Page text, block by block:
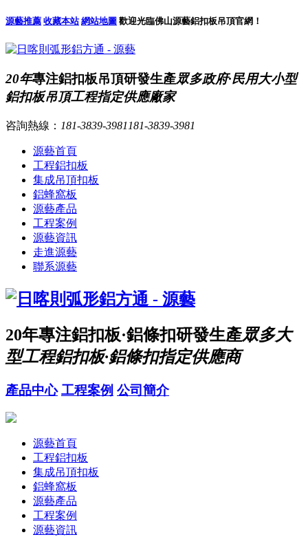
源藝推薦 收藏本站 網站地圖 歡迎光臨佛山源藝鋁扣板吊頂官網！
20年專注鋁扣板吊頂研發生產眾多政府·民用大小型
鋁扣板吊頂工程指定供應廠家
咨詢熱線： 181-3839-3981 181-3839-3981
源藝首頁
工程鋁扣板
集成吊頂扣板
鋁蜂窩板
源藝產品
工程案例
源藝資訊
走進源藝
聯系源藝
20年專注鋁扣板·鋁條扣研發生產眾多大
型工程鋁扣板·鋁條扣指定供應商
產品中心 工程案例 公司簡介
源藝首頁
工程鋁扣板
集成吊頂扣板
鋁蜂窩板
源藝產品
工程案例
源藝資訊